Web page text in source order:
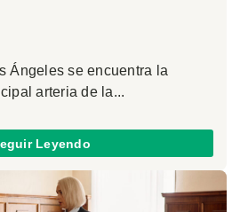
Ángeles se encuentra la
arteria de la...
Leyendo